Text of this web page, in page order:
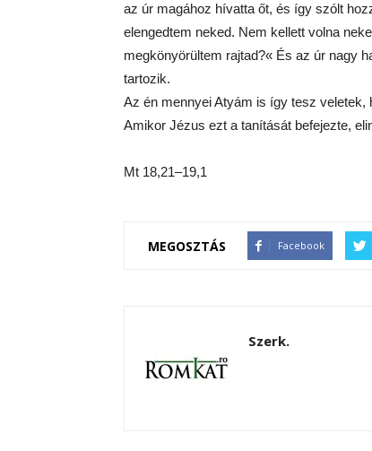
az úr magához hívatta őt, és így szólt
elengedtem neked. Nem kellett volna
megkönyörültem rajtad?« És az úr nagy
tartozik.
Az én mennyei Atyám is így tesz
Amikor Jézus ezt a tanítását befejezte,
Mt 18,21–19,1
MEGOSZTÁS Facebook
Szerk.